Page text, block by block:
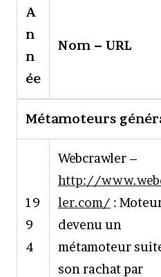
A
n
n
ée
Nom – URL
Métamoteurs
19
9
4
Webcrawler –
http://
ler.com/ :
devenu un
métamoteur
son rachat par